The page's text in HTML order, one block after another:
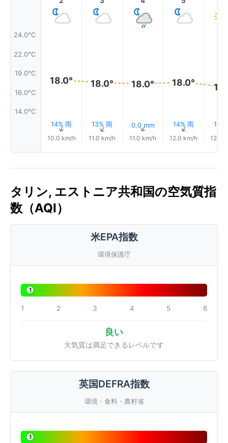
24.0°C
22.0°C
19.0°C
16.0°C
14.0°C
18.0°
14% 雨
↑
10.0 km/h
18.0°
13% 雨
↑
11.0 km/h
18.0°
0.0 mm
↑
11.0 km/h
18.0°
14% 雨
↑
12.0 km/h
18%
12.0
タリン, エストニア共和国の空気質指
数（AQI）
米EPA指数
環境保護庁
1
1 2 3 4 5 6
良い
大気質は満足できるレベルです
英国DEFRA指数
環境・食料・農村省
1